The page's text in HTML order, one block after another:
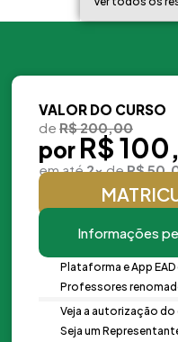
VALOR DO CURSO
de R$ 200,00
por R$
em até2xdeR$
Informações
Plataforma e App
Professores
Veja a autorização do
Seja um